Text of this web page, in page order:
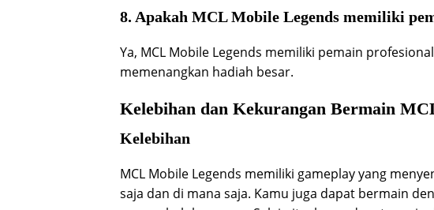
8. Apakah MCL Mobile Legends memiliki
Ya, MCL Mobile Legends memiliki pemain
memenangkan hadiah besar.
Kelebihan dan Kekurangan Bermain
Kelebihan
MCL Mobile Legends memiliki gameplay yang
saja dan di mana saja. Kamu juga dapat bermain